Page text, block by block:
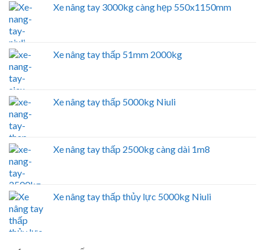
Xe nâng tay 3000kg càng hẹp 550x1150mm
Xe nâng tay thấp 51mm 2000kg
Xe nâng tay thấp 5000kg Niuli
Xe nâng tay thấp 2500kg càng dài 1m8
Xe nâng tay thấp thủy lực 5000kg Niuli